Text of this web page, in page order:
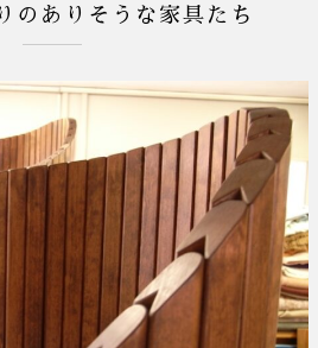
のありそうな家具たち